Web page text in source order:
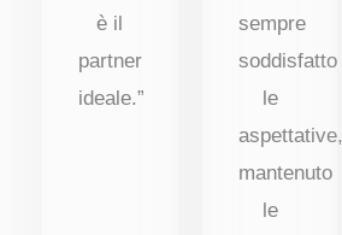
è il
partner
ideale.”
sempre
soddisfatto
le
aspettative,
mantenuto
le